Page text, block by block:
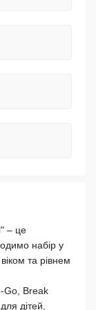
– це
набір у
та рівнем
Go, Break
дітей,